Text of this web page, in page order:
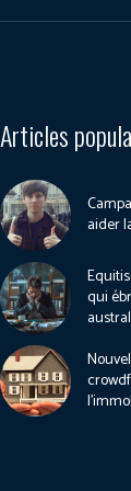
Articles
aider
qui